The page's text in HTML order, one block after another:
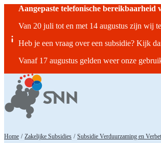
Aangepaste telefonische bereikbaarheid
Van 20 juli tot en met 14 augustus zijn wij
Heb je een vraag over een subsidie? Kijk
Vanaf 17 augustus gelden weer onze
Home / Zakelijke Subsidies / Subsidie Verduurzaming en